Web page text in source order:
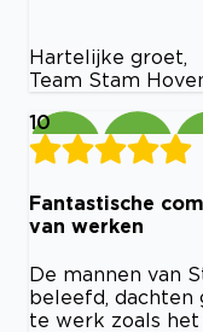
Hartelijke groet,
Team Stam
10
Fantastische
van werken
De mannen van
beleefd, dachten
te werk zoals